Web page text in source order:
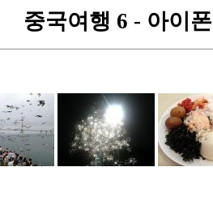
중국여행 6 - 아이